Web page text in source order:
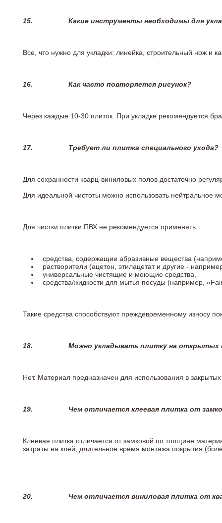
15. Какие инструменты необходимы для
Все, что нужно для укладки: линейка, строительный нож и
16. Как часто повторяется рисунок?
Через каждые 10-30 плиток. При укладке рекомендуется
17. Требует ли плитка специального ухода?
Для сохранности кварц-виниловых полов достаточно
Для идеальной чистоты можно использовать
Для чистки плитки ПВХ не рекомендуется применять:
средства, содержащие абразивные вещества
растворители (ацетон, этилацетат и другие -
универсальные чистящие и моющие средства,
средства/жидкости для мытья посуды (например,
Такие средства способствуют преждевременному износу
18. Можно укладывать плитку на открытых
Нет. Материал предназначен для использования в
19. Чем отличается клеевая плитка от
Клеевая плитка отличается от замковой по толщине
затраты на клей, длительное время монтажа покрытия
20. Чем отличается виниловая плитка от